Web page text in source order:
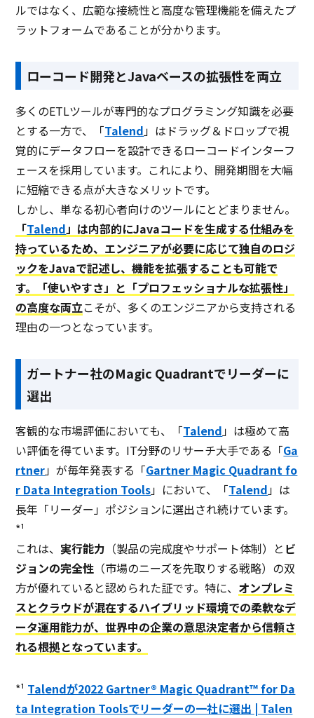
ルではなく、広範な接続性と高度な管理機能を備えたプ
ラットフォームであることが分かります。
ローコード開発とJavaベースの拡張性を両立
多くのETLツールが専門的なプログラミング知識を必要
とする一方で、「Talend」はドラッグ＆ドロップで視
覚的にデータフローを設計できるローコードインターフ
ェースを採用しています。これにより、開発期間を大幅
に短縮できる点が大きなメリットです。
しかし、単なる初心者向けのツールにとどまりません。
「Talend」は内部的にJavaコードを生成する仕組みを
持っているため、エンジニアが必要に応じて独自のロジ
ックをJavaで記述し、機能を拡張することも可能で
す。「使いやすさ」と「プロフェッショナルな拡張性」
の高度な両立こそが、多くのエンジニアから支持される
理由の一つとなっています。
ガートナー社のMagic Quadrantでリーダーに
選出
客観的な市場評価においても、「Talend」は極めて高
い評価を得ています。IT分野のリサーチ大手である「Ga
rtner」が毎年発表する「Gartner Magic Quadrant fo
r Data Integration Tools」において、「Talend」は
長年「リーダー」ポジションに選出され続けています。
*¹
これは、 実行能力 （製品の完成度やサポート体制）と ビ
ジョンの完全性 （市場のニーズを先取りする戦略）の双
方が優れていると認められた証です。特に、 オンプレミ
スとクラウドが混在するハイブリッド環境での柔軟なデ
ータ運用能力が、世界中の企業の意思決定者から信頼さ
れる根拠となっています。
*¹ Talendが2022 Gartner® Magic Quadrant™ for Da
ta Integration Toolsでリーダーの一社に選出 | Talen